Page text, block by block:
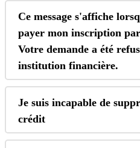
Ce message s'affiche
payer mon inscription par
Votre demande a été refus
institution financière.
Je suis incapable de
crédit